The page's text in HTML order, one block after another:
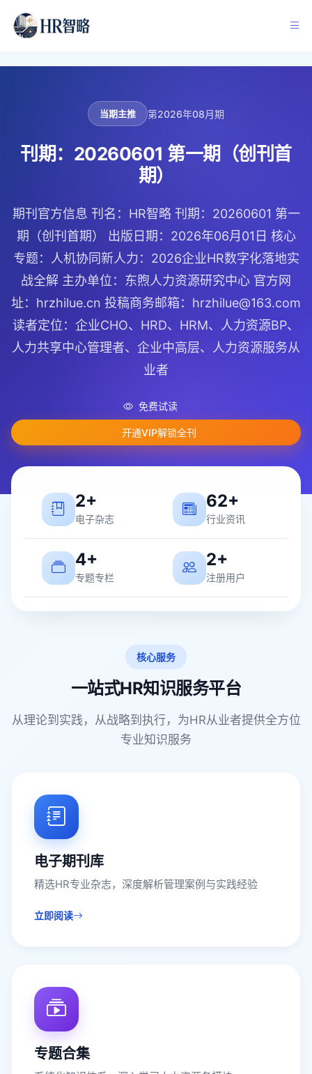
当期主推 第2026年08月期
刊期：20260601 第一期（创刊首
期）
期刊官方信息 刊名：HR智略 刊期：20260601 第一
期（创刊首期） 出版日期：2026年06月01日 核心
专题：人机协同新人力：2026企业HR数字化落地实
战全解 主办单位：东煦人力资源研究中心 官方网
址：hrzhilue.cn 投稿商务邮箱：hrzhilue@163.com
读者定位：企业CHO、HRD、HRM、人力资源BP、
人力共享中心管理者、企业中高层、人力资源服务从
业者
免费试读
开通VIP解锁全刊
2+
电子杂志
62+
行业资讯
4+
专题专栏
2+
注册用户
核心服务
一站式HR知识服务平台
从理论到实践，从战略到执行，为HR从业者提供全方位
专业知识服务
电子期刊库
精选HR专业杂志，深度解析管理案例与实践经验
立即阅读
专题合集